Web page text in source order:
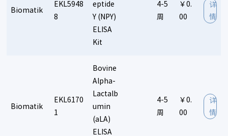
Biomatik
EKL5948
8
eptide
Y (NPY)
ELISA
Kit
4-5
周
￥0.
00
详
情
Biomatik
EKL6170
1
Bovine
Alpha-
Lactalb
umin
(aLA)
ELISA
4-5
周
￥0.
00
详
情